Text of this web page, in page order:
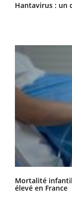
Hantavirus : un
Mortalité
élevé en France